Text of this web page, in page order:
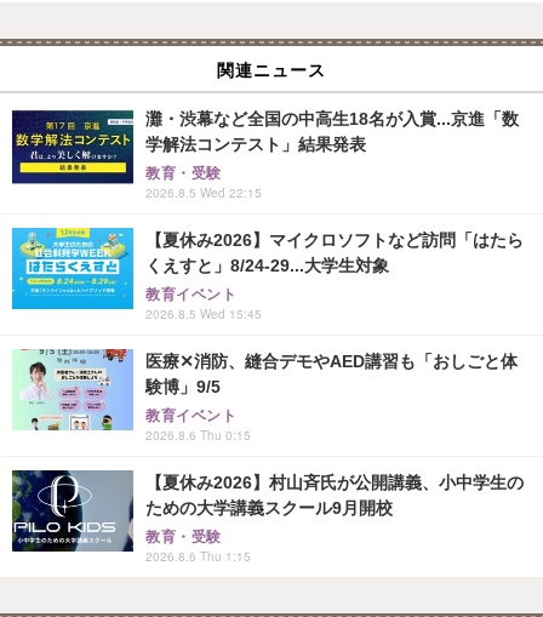
関連ニュース
灘・渋幕など全国の中高生18名が入賞...京進「数
学解法コンテスト」結果発表
教育・受験
2026.8.5 Wed 22:15
【夏休み2026】マイクロソフトなど訪問「はたら
くえすと」8/24-29...大学生対象
教育イベント
2026.8.5 Wed 15:45
医療✕消防、縫合デモやAED講習も「おしごと体
験博」9/5
教育イベント
2026.8.6 Thu 0:15
【夏休み2026】村山斉氏が公開講義、小中学生の
ための大学講義スクール9月開校
教育・受験
2026.8.6 Thu 1:15